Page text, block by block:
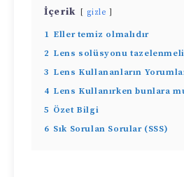
İçerik gizle
1 Eller temiz olmalıdır
2 Lens solüsyonu
3 Lens Kullananların
4 Lens Kullanırken bunlara
5 Özet Bilgi
6 Sık Sorulan Sorular (SSS)